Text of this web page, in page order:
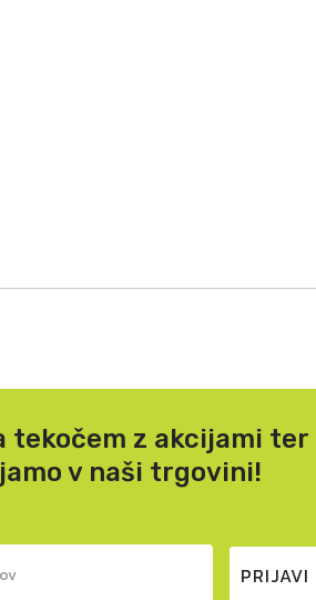
tekočem z akcijami
v naši trgovini!
PRIJAVI